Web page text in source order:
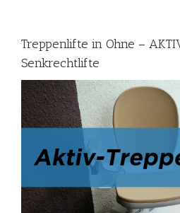
Treppenlifte in Ohne –
Senkrechtlifte